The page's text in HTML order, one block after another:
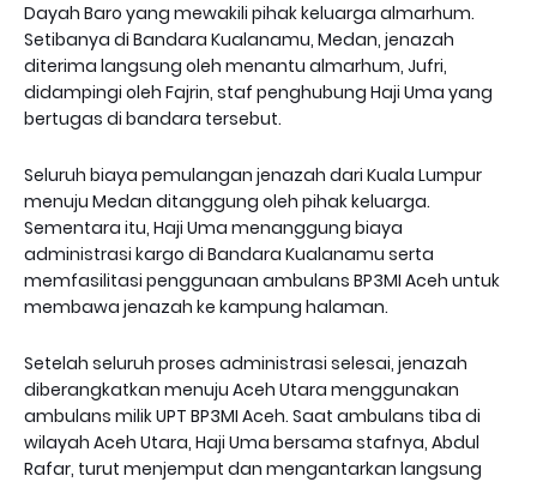
Dayah Baro yang mewakili pihak keluarga almarhum.
Setibanya di Bandara Kualanamu, Medan, jenazah
diterima langsung oleh menantu almarhum, Jufri,
didampingi oleh Fajrin, staf penghubung Haji Uma yang
bertugas di bandara tersebut.
Seluruh biaya pemulangan jenazah dari Kuala Lumpur
menuju Medan ditanggung oleh pihak keluarga.
Sementara itu, Haji Uma menanggung biaya
administrasi kargo di Bandara Kualanamu serta
memfasilitasi penggunaan ambulans BP3MI Aceh untuk
membawa jenazah ke kampung halaman.
Setelah seluruh proses administrasi selesai, jenazah
diberangkatkan menuju Aceh Utara menggunakan
ambulans milik UPT BP3MI Aceh. Saat ambulans tiba di
wilayah Aceh Utara, Haji Uma bersama stafnya, Abdul
Rafar, turut menjemput dan mengantarkan langsung